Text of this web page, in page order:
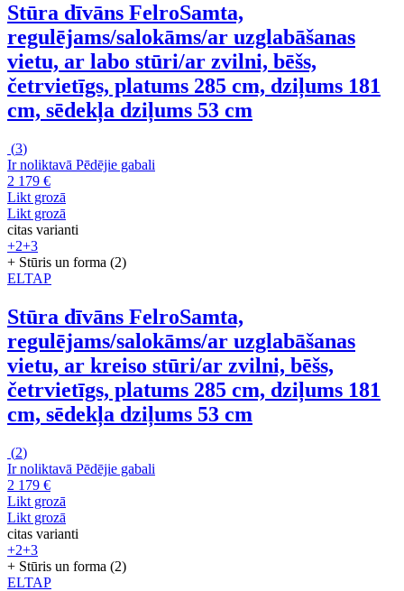
Stūra dīvāns FelroSamta,
regulējams/salokāms/ar uzglabāšanas
vietu, ar labo stūri/ar zvilni, bēšs,
četrvietīgs, platums 285 cm, dziļums 181
cm, sēdekļa dziļums 53 cm
(3)
Ir noliktavā Pēdējie gabali
2 179 €
Likt grozā
Likt grozā
citas varianti
+2+3
+ Stūris un forma (2)
ELTAP
Stūra dīvāns FelroSamta,
regulējams/salokāms/ar uzglabāšanas
vietu, ar kreiso stūri/ar zvilni, bēšs,
četrvietīgs, platums 285 cm, dziļums 181
cm, sēdekļa dziļums 53 cm
(2)
Ir noliktavā Pēdējie gabali
2 179 €
Likt grozā
Likt grozā
citas varianti
+2+3
+ Stūris un forma (2)
ELTAP